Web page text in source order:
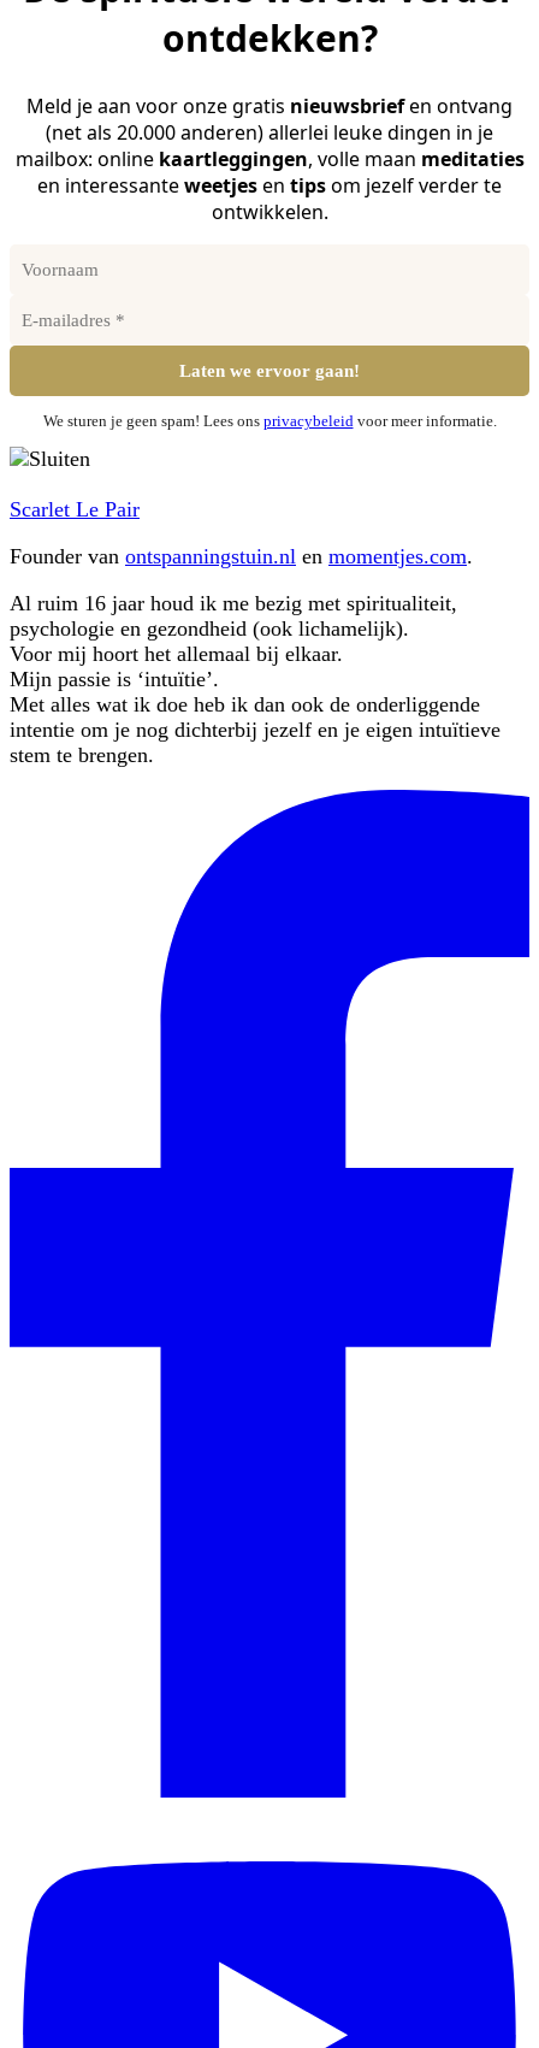
ontdekken?
Meld je aan voor onze gratis nieuwsbriefen ontvang
(net als 20.000 anderen) allerlei leuke dingen in je
mailbox: online kaartleggingen, volle maan meditaties
en interessanteweetjesen tipsom jezelf verder te
ontwikkelen.
We sturen je geen spam! Lees ons privacybeleid voor meer informatie.
Scarlet Le Pair
Founder van ontspanningstuin.nl en momentjes.com.
Al ruim 16 jaar houd ik me bezig met spiritualiteit,
psychologie en gezondheid (ook lichamelijk).
Voor mij hoort het allemaal bij elkaar.
Mijn passie is ‘intuïtie’.
Met alles wat ik doe heb ik dan ook de onderliggende
intentie om je nog dichterbij jezelf en je eigen intuïtieve
stem te brengen.